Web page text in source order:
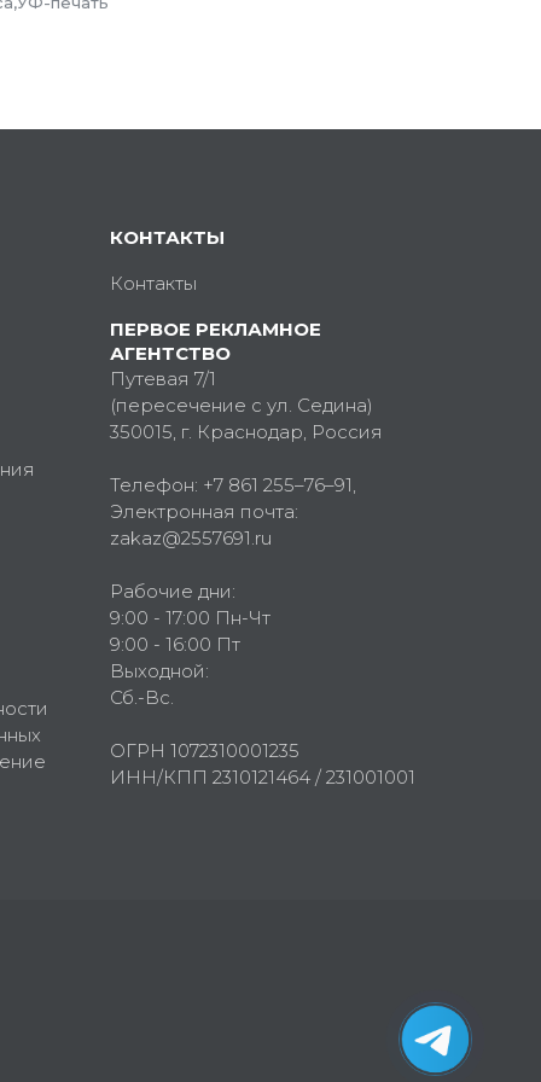
КОНТАКТЫ
Контакты
ПЕРВОЕ РЕКЛАМНОЕ
АГЕНТСТВО
Путевая 7/1
(пересечение с ул. Седина)
350015, г. Краснодар, Россия
Телефон: +7 861 255–76–91,
Электронная почта:
zakaz@2557691.ru
Рабочие дни:
9:00 - 17:00 Пн-Чт
9:00 - 16:00 Пт
Выходной:
Сб.-Вс.
ОГРН 1072310001235
ИНН/КПП 2310121464 / 231001001